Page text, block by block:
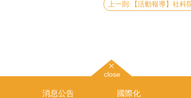
close
消息公告 國際化